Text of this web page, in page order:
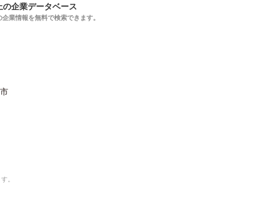
企業データベース
業情報を無料で検索できます。
。